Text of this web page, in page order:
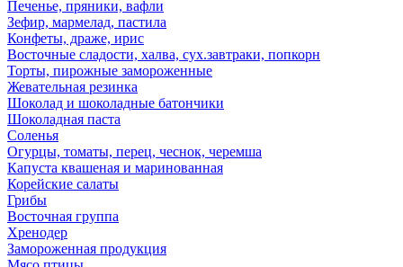
Печенье, пряники, вафли
Зефир, мармелад, пастила
Конфеты, драже, ирис
Восточные сладости, халва, сух.завтраки, попкорн
Торты, пирожные замороженные
Жевательная резинка
Шоколад и шоколадные батончики
Шоколадная паста
Соленья
Огурцы, томаты, перец, чеснок, черемша
Капуста квашеная и маринованная
Корейские салаты
Грибы
Восточная группа
Хренодер
Замороженная продукция